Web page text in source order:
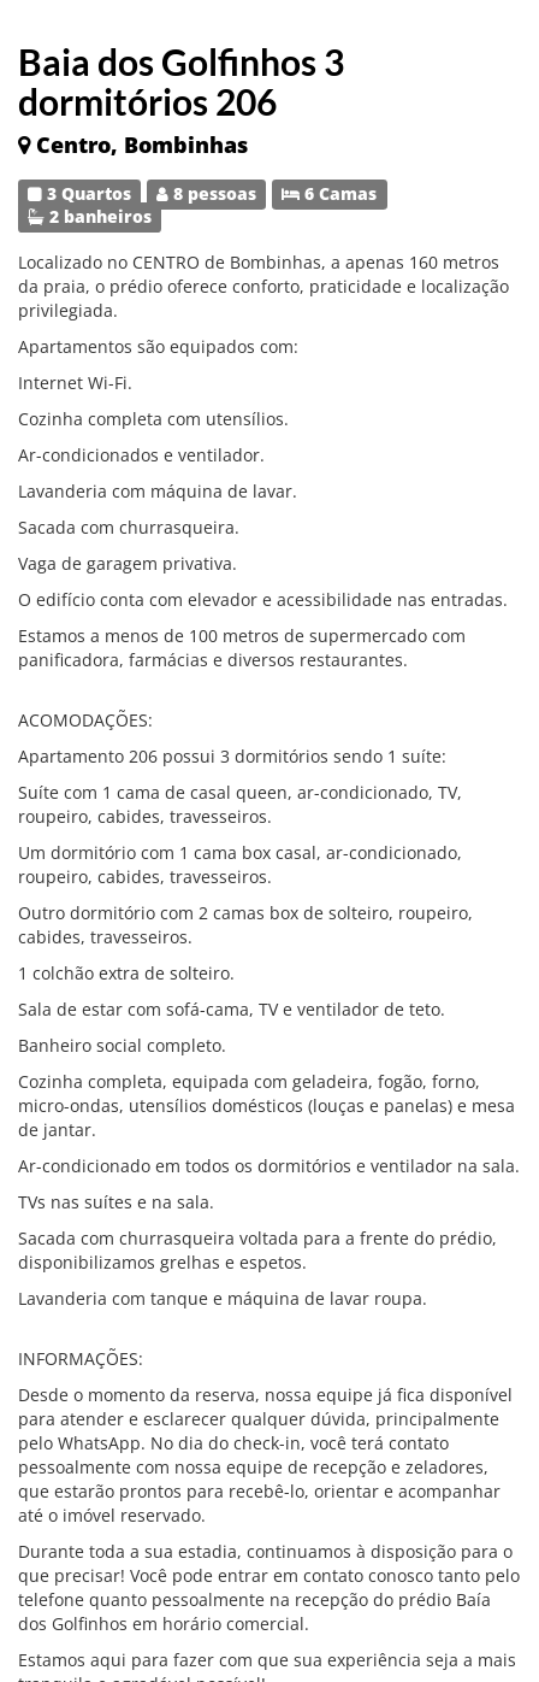
Baia dos Golfinhos 3
dormitórios 206
Centro, Bombinhas
3 Quartos 8 pessoas
6 Camas
2 banheiros
Localizado no CENTRO de Bombinhas, a apenas 160 metros
da praia, o prédio oferece conforto, praticidade e localização
privilegiada.
Apartamentos são equipados com:
Internet Wi-Fi.
Cozinha completa com utensílios.
Ar-condicionados e ventilador.
Lavanderia com máquina de lavar.
Sacada com churrasqueira.
Vaga de garagem privativa.
O edifício conta com elevador e acessibilidade nas entradas.
Estamos a menos de 100 metros de supermercado com
panificadora, farmácias e diversos restaurantes.
ACOMODAÇÕES:
Apartamento 206 possui 3 dormitórios sendo 1 suíte:
Suíte com 1 cama de casal queen, ar-condicionado, TV,
roupeiro, cabides, travesseiros.
Um dormitório com 1 cama box casal, ar-condicionado,
roupeiro, cabides, travesseiros.
Outro dormitório com 2 camas box de solteiro, roupeiro,
cabides, travesseiros.
1 colchão extra de solteiro.
Sala de estar com sofá-cama, TV e ventilador de teto.
Banheiro social completo.
Cozinha completa, equipada com geladeira, fogão, forno,
micro-ondas, utensílios domésticos (louças e panelas) e mesa
de jantar.
Ar-condicionado em todos os dormitórios e ventilador na sala.
TVs nas suítes e na sala.
Sacada com churrasqueira voltada para a frente do prédio,
disponibilizamos grelhas e espetos.
Lavanderia com tanque e máquina de lavar roupa.
INFORMAÇÕES:
Desde o momento da reserva, nossa equipe já fica disponível
para atender e esclarecer qualquer dúvida, principalmente
pelo WhatsApp. No dia do check-in, você terá contato
pessoalmente com nossa equipe de recepção e zeladores,
que estarão prontos para recebê-lo, orientar e acompanhar
até o imóvel reservado.
Durante toda a sua estadia, continuamos à disposição para o
que precisar! Você pode entrar em contato conosco tanto pelo
telefone quanto pessoalmente na recepção do prédio Baía
dos Golfinhos em horário comercial.
Estamos aqui para fazer com que sua experiência seja a mais